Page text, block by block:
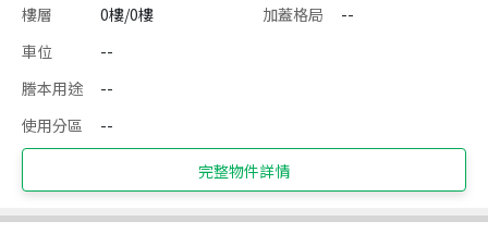
樓層
0樓/0樓 加蓋格局
--
車位
--
謄本用途
--
使用分區
--
完整物件詳情